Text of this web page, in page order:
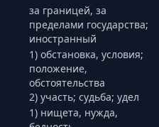
за границей, за
пределами государства;
иностранный
1) обстановка, условия;
положение,
обстоятельства
2) участь; судьба; удел
1) нищета, нужда,